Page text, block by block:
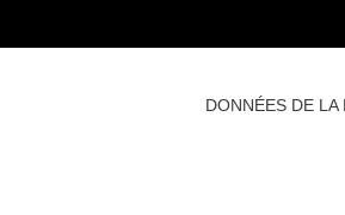
DONNÉES DE LA